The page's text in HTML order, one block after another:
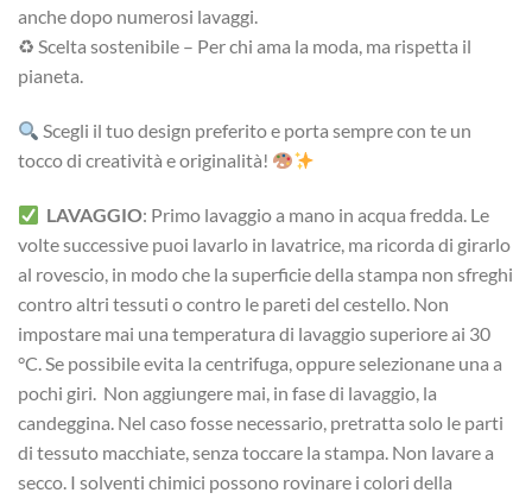
anche dopo numerosi lavaggi.
♻ Scelta sostenibile – Per chi ama la moda, ma rispetta il
pianeta.
Scegli il tuo design preferito e porta sempre con te un
tocco di creatività e originalità!
LAVAGGIO: Primo lavaggio a mano in acqua fredda. Le
volte successive puoi lavarlo in lavatrice, ma ricorda di girarlo
al rovescio, in modo che la superficie della stampa non sfreghi
contro altri tessuti o contro le pareti del cestello. Non
impostare mai una temperatura di lavaggio superiore ai 30
°C. Se possibile evita la centrifuga, oppure selezionane una a
pochi giri. Non aggiungere mai, in fase di lavaggio, la
candeggina. Nel caso fosse necessario, pretratta solo le parti
di tessuto macchiate, senza toccare la stampa. Non lavare a
secco. I solventi chimici possono rovinare i colori della